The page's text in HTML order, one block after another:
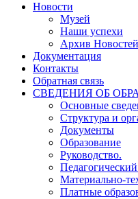
Новости
Музей
Наши успехи
Архив Новостей
Документация
Контакты
Обратная связь
СВЕДЕНИЯ ОБ
Основные
Структура и
Документы
Образование
Руководство.
Педагогический
Материально-
Платные